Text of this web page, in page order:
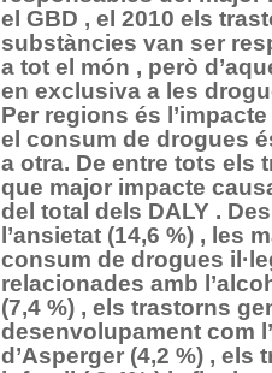
el GBD , el 2010 els
substàncies van ser
a tot el món , però
en exclusiva a les
Per regions és
el consum de drogues
a otra. De entre tots els
que major impacte
del total dels DALY .
l’ansietat (14,6 %) , les
consum de drogues
relacionades amb
(7,4 %) , els trastorns
desenvolupament com
d’Asperger (4,2 %) ,